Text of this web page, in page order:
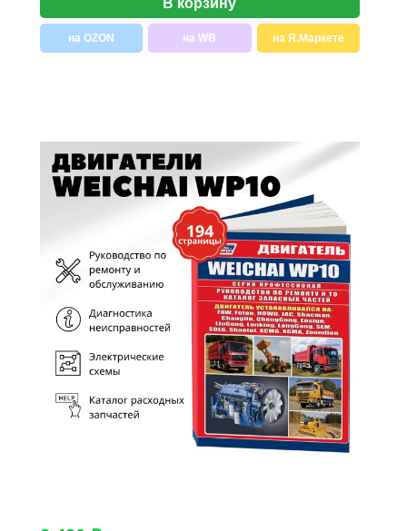
на OZON на WB на Я.Маркете